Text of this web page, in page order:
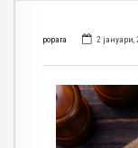
popara 2 јануари,